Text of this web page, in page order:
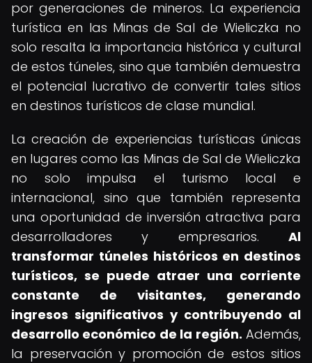
por generaciones de mineros. La experiencia
turística en las Minas de Sal de Wieliczka no
solo resalta la importancia histórica y cultural
de estos túneles, sino que también demuestra
el potencial lucrativo de convertir tales sitios
en destinos turísticos de clase mundial.
La creación de experiencias turísticas únicas
en lugares como las Minas de Sal de Wieliczka
no solo impulsa el turismo local e
internacional, sino que también representa
una oportunidad de inversión atractiva para
desarrolladores y empresarios. Al
transformar túneles históricos en destinos
turísticos, se puede atraer una corriente
constante de visitantes, generando
ingresos significativos y contribuyendo al
desarrollo económico de la región. Además,
la preservación y promoción de estos sitios